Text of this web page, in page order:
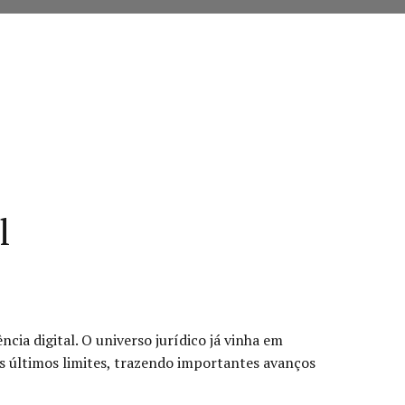
digital. O universo jurídico já vinha em
últimos limites, trazendo importantes avanços